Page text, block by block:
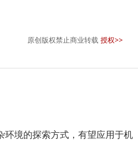
原创版权禁止商业转载 授权>>
境的探索方式，有望应用于机